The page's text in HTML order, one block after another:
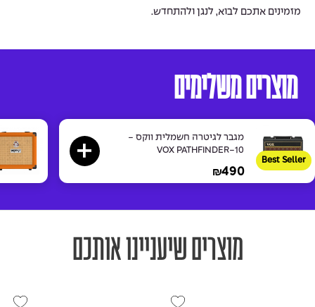
מזמינים אתכם לבוא, לנגן ולהתחדש.
מוצרים משלימים
Best Seller
מגבר לגיטרה חשמלית ווקס -
VOX PATHFINDER-10
₪490
מוצרים שיעניינו אותכם